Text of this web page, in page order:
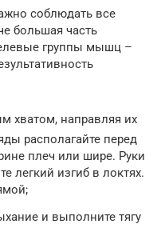
соблюдать все
большая часть
группы мышц –
хватом, направляя их
располагайте перед
плеч или шире. Руки
легкий изгиб в локтях.
и выполните тягу